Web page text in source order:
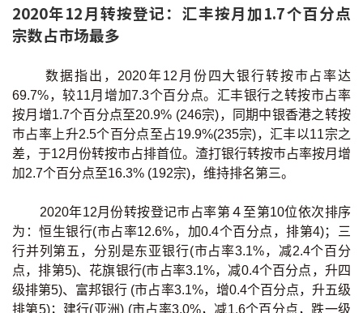
楼按专栏
实时银行资讯
装修·保险优惠
免费装修转介服务
装修设计专栏
火险、家居、宠物保险
保险资讯专栏
2020年12月转按登记：汇丰按月加1.7个百分点
宗数占市场最多
数据指出，2020年12月份四大银行转按巿占率达
69.7%，较11月增加7.3个百分点。汇丰银行之转按市占率
按月增1.7个百分点至20.9% (246宗)，同期中银香港之转按
巿占率上升2.5个百分点至占19.9%(235宗)，汇丰以11宗之
差，于12月份转按市占排首位。渣打银行转按巿占率按月增
加2.7个百分点至16.3% (192宗)，维持排名第三。
2020年12月份转按登记巿占率第４至第10位依次排序
为：恒生银行(市占率12.6%，加0.4个百分点，排第4)；三
行并列第五，分别是东亚银行(市占率3.1%，减2.4个百分
点，排第5)、花旗银行(市占率3.1%，减0.4个百分点，升四
级排第5)、富邦银行 (市占率3.1%，增0.4个百分点，升五级
排第5)；建行(亚洲) (市占率3.0%，减1.6个百分点，跌一级